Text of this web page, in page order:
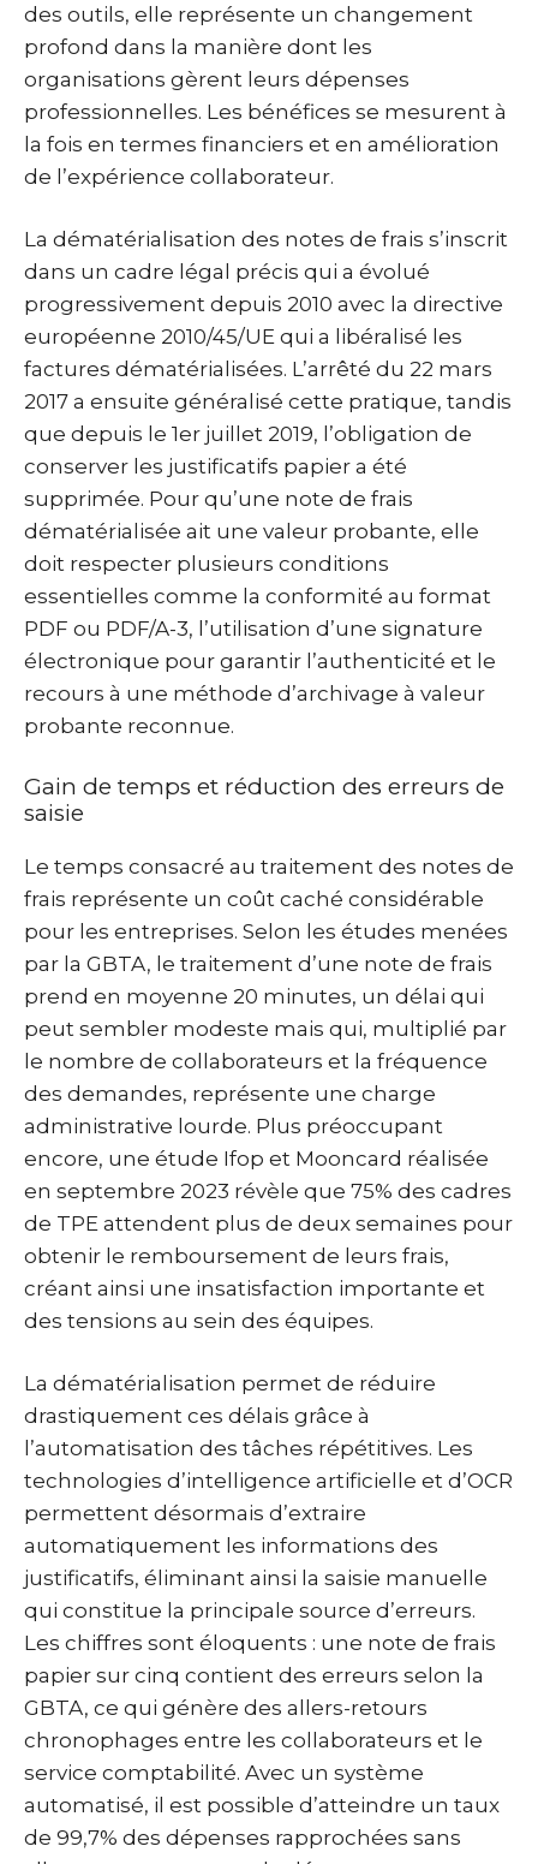
des outils, elle représente un changement
profond dans la manière dont les
organisations gèrent leurs dépenses
professionnelles. Les bénéfices se mesurent à
la fois en termes financiers et en amélioration
de l’expérience collaborateur.
La dématérialisation des notes de frais s’inscrit
dans un cadre légal précis qui a évolué
progressivement depuis 2010 avec la directive
européenne 2010/45/UE qui a libéralisé les
factures dématérialisées. L’arrêté du 22 mars
2017 a ensuite généralisé cette pratique, tandis
que depuis le 1er juillet 2019, l’obligation de
conserver les justificatifs papier a été
supprimée. Pour qu’une note de frais
dématérialisée ait une valeur probante, elle
doit respecter plusieurs conditions
essentielles comme la conformité au format
PDF ou PDF/A-3, l’utilisation d’une signature
électronique pour garantir l’authenticité et le
recours à une méthode d’archivage à valeur
probante reconnue.
Gain de temps et réduction des erreurs de
saisie
Le temps consacré au traitement des notes de
frais représente un coût caché considérable
pour les entreprises. Selon les études menées
par la GBTA, le traitement d’une note de frais
prend en moyenne 20 minutes, un délai qui
peut sembler modeste mais qui, multiplié par
le nombre de collaborateurs et la fréquence
des demandes, représente une charge
administrative lourde. Plus préoccupant
encore, une étude Ifop et Mooncard réalisée
en septembre 2023 révèle que 75% des cadres
de TPE attendent plus de deux semaines pour
obtenir le remboursement de leurs frais,
créant ainsi une insatisfaction importante et
des tensions au sein des équipes.
La dématérialisation permet de réduire
drastiquement ces délais grâce à
l’automatisation des tâches répétitives. Les
technologies d’intelligence artificielle et d’OCR
permettent désormais d’extraire
automatiquement les informations des
justificatifs, éliminant ainsi la saisie manuelle
qui constitue la principale source d’erreurs.
Les chiffres sont éloquents : une note de frais
papier sur cinq contient des erreurs selon la
GBTA, ce qui génère des allers-retours
chronophages entre les collaborateurs et le
service comptabilité. Avec un système
automatisé, il est possible d’atteindre un taux
de 99,7% des dépenses rapprochées sans